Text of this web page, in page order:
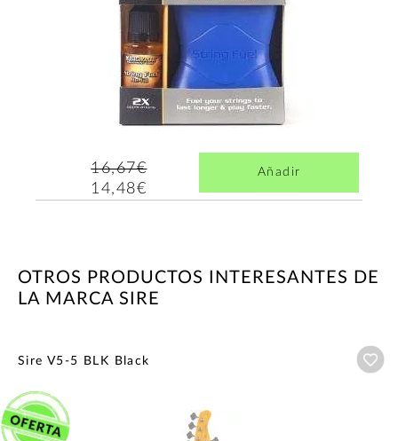
16,67€
14,48€
Añadir
OTROS PRODUCTOS INTERESANTES DE
LA MARCA SIRE
Sire V5-5 BLK Black